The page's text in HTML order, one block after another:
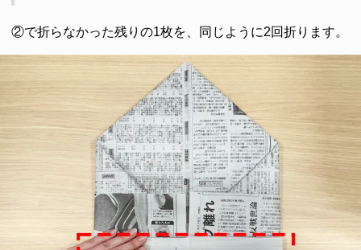
②で折らなかった残りの1枚を、同じように2回折ります。